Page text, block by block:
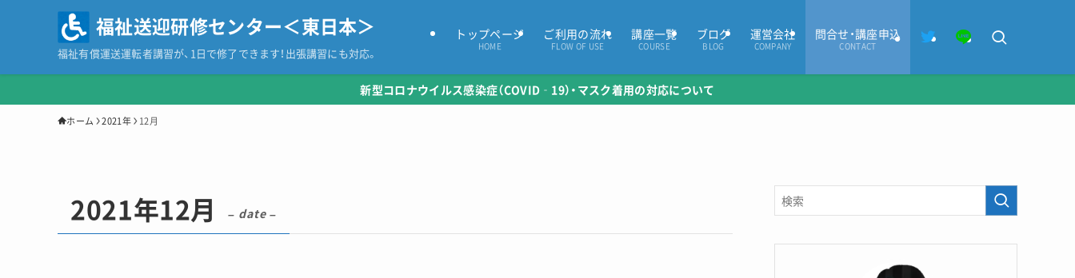
福祉送迎研修センター＜東日本＞
福祉有償運送運転者講習が、1日で修了できます！出張講習にも対応。
トップページ
HOME
ご利用の流れ
FLOW OF USE
講座一覧
COURSE
ブログ
BLOG
運営会社
COMPANY
問合せ・講座申込
CONTACT
新型コロナウイルス感染症（COVID‑19） ・マスク着用の対応について
ホーム 2021年 12月
2021年12月 – date –